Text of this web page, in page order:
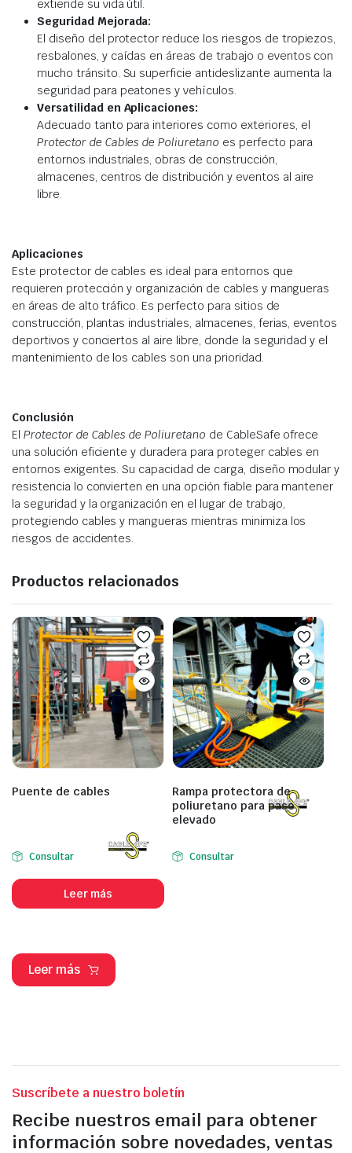
extiende su vida útil.
Seguridad Mejorada:
El diseño del protector reduce los riesgos de tropiezos,
resbalones, y caídas en áreas de trabajo o eventos con
mucho tránsito. Su superficie antideslizante aumenta la
seguridad para peatones y vehículos.
Versatilidad en Aplicaciones:
Adecuado tanto para interiores como exteriores, el
Protector de Cables de Poliuretano es perfecto para
entornos industriales, obras de construcción,
almacenes, centros de distribución y eventos al aire
libre.
Aplicaciones
Este protector de cables es ideal para entornos que
requieren protección y organización de cables y mangueras
en áreas de alto tráfico. Es perfecto para sitios de
construcción, plantas industriales, almacenes, ferias, eventos
deportivos y conciertos al aire libre, donde la seguridad y el
mantenimiento de los cables son una prioridad.
Conclusión
El Protector de Cables de Poliuretano de CableSafe ofrece
una solución eficiente y duradera para proteger cables en
entornos exigentes. Su capacidad de carga, diseño modular y
resistencia lo convierten en una opción fiable para mantener
la seguridad y la organización en el lugar de trabajo,
protegiendo cables y mangueras mientras minimiza los
riesgos de accidentes.
Productos relacionados
Puente de cables
Consultar
Leer más
Leer más
Rampa protectora de
poliuretano para paso
elevado
Consultar
Suscríbete a nuestro boletín
Recibe nuestros email para obtener
información sobre novedades, ventas